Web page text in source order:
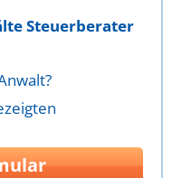
Steuerberater